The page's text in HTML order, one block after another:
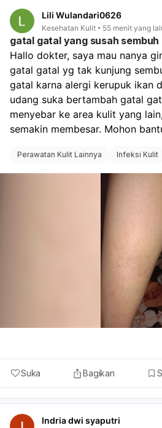
Lili Wulandari0626
Kesehatan Kulit 55 menit yang
gatal gatal yang susah sembuh
Hallo dokter, saya mau nanya
gatal gatal yg tak kunjung
gatal karna alergi kerupuk ikan
udang suka bertambah gatal
menyebar ke area kulit yang
semakin membesar. Mohon
Perawatan Kulit Lainnya Infeksi Kulit
Suka Bagikan
Indria dwi syaputri